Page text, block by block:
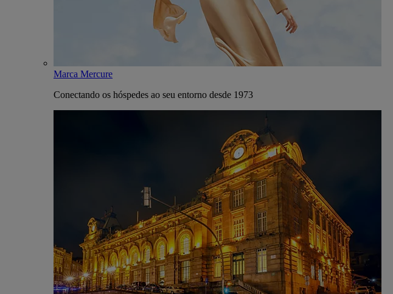
Marca Mercure
Conectando os hóspedes ao seu entorno desde 1973